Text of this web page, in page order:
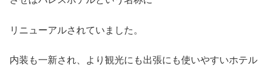
リニューアルされていました。
内装も一新され、より観光にも出張にも使いやすいホテル